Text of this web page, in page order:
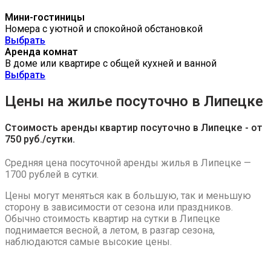
Мини-гостиницы
Номера с уютной и спокойной обстановкой
Выбрать
Аренда комнат
В доме или квартире с общей кухней и ванной
Выбрать
Цены на жилье посуточно в Липецке
Стоимость аренды квартир посуточно в Липецке - от
750 руб./сутки.
Средняя цена посуточной аренды жилья в Липецке —
1700 рублей в сутки.
Цены могут меняться как в большую, так и меньшую
сторону в зависимости от сезона или праздников.
Обычно стоимость квартир на сутки в Липецке
поднимается весной, а летом, в разгар сезона,
наблюдаются самые высокие цены.